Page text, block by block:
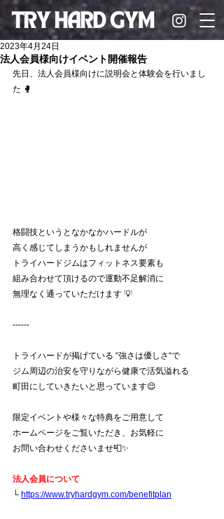
法人会員様向けイベント開催報告
2023年4月24日
先日、法人会員様向けに説明会と体験会を行いまし
た 🥊
格闘技というとなかなかハードルが
高く感じてしまうかもしれませんが
トライハードジムはフィットネス要素も
組み合わせて頂けるので運動不足解消に
無理なく通っていただけます 💡
------
トライハードが掲げている “強さは優しさ“で
ジム周辺の治安を守りながら健康で活気溢れる
町田にしていきたいと思っています😌
限定イベントや様々な特典をご用意して
ホームページをご覧いただき、お気軽に
お問い合わせくださいませ📮✨
法人会員について
└ https://www.tryhardgym.com/benefitplan